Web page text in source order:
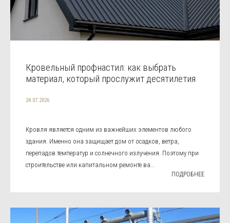
Кровельный профнастил: как выбрать
материал, который прослужит десятилетия
24.07.2026
Кровля является одним из важнейших элементов любого
здания. Именно она защищает дом от осадков, ветра,
перепадов температур и солнечного излучения. Поэтому при
строительстве или капитальном ремонте ва...
ПОДРОБНЕЕ